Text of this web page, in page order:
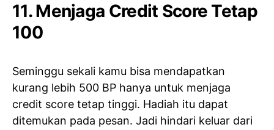
11. Menjaga Credit Score Tetap
100
Seminggu sekali kamu bisa mendapatkan
kurang lebih 500 BP hanya untuk menjaga
credit score tetap tinggi. Hadiah itu dapat
ditemukan pada pesan. Jadi hindari keluar dari